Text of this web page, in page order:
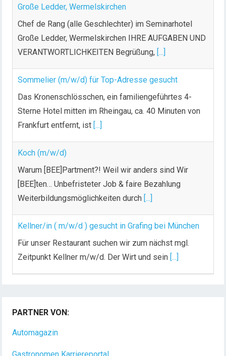
Große Ledder, Wermelskirchen
Chef de Rang (alle Geschlechter) im Seminarhotel
Große Ledder, Wermelskirchen IHRE AUFGABEN UND
VERANTWORTLICHKEITEN Begrüßung, [...]
Sommelier (m/w/d) für Top-Adresse gesucht
Das Kronenschlösschen, ein familiengeführtes 4-
Sterne Hotel mitten im Rheingau, ca. 40 Minuten von
Frankfurt entfernt, ist [...]
Koch (m/w/d)
Warum [BEE]Partment?! Weil wir anders sind Wir
[BEE]ten… Unbefristeter Job & faire Bezahlung
Weiterbildungsmöglichkeiten durch [...]
Kellner/in ( m/w/d ) gesucht in Grafing bei München
Für unser Restaurant suchen wir zum nächst mgl.
Zeitpunkt Kellner m/w/d. Der Wirt und sein [...]
PARTNER VON:
Automagazin